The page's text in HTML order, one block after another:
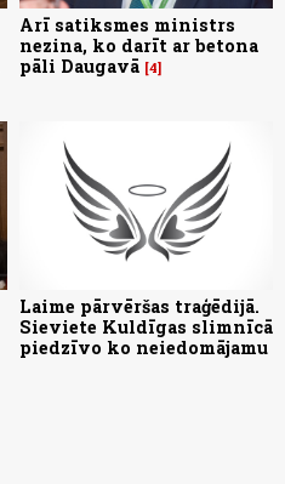
Arī satiksmes ministrs
nezina, ko darīt ar betona
pāli Daugavā 4
Laime pārvēršas traģēdijā.
Sieviete Kuldīgas slimnīcā
piedzīvo ko neiedomājamu